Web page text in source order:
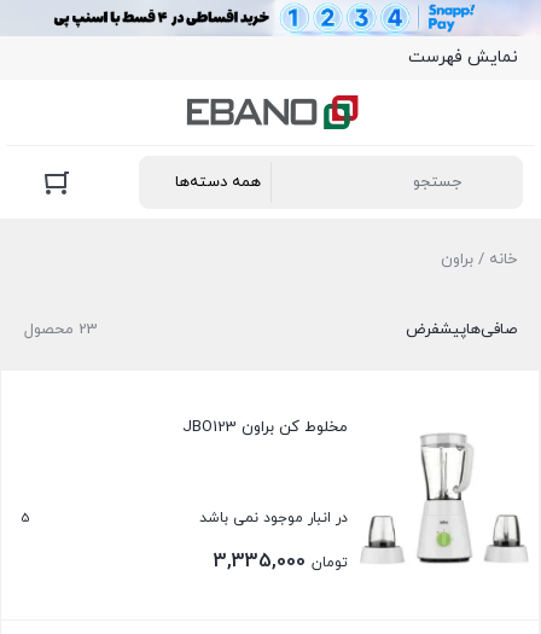
نمایش فهرست
خانه / براون
23 محصول صافی‌هاپیشفرض
مخلوط کن براون JBO123
در انبار موجود نمی باشد 5
تومان